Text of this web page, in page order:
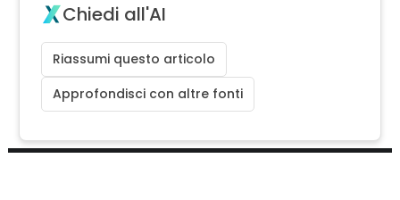
Chiedi all'AI
Riassumi questo articolo
Approfondisci con altre fonti